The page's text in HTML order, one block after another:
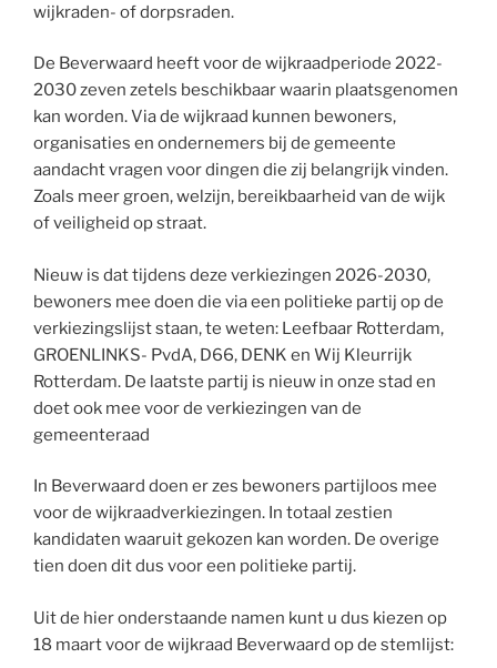
wijkraden- of dorpsraden.
De Beverwaard heeft voor de wijkraadperiode 2022-
2030 zeven zetels beschikbaar waarin plaatsgenomen
kan worden. Via de wijkraad kunnen bewoners,
organisaties en ondernemers bij de gemeente
aandacht vragen voor dingen die zij belangrijk vinden.
Zoals meer groen, welzijn, bereikbaarheid van de wijk
of veiligheid op straat.
Nieuw is dat tijdens deze verkiezingen 2026-2030,
bewoners mee doen die via een politieke partij op de
verkiezingslijst staan, te weten: Leefbaar Rotterdam,
GROENLINKS- PvdA, D66, DENK en Wij Kleurrijk
Rotterdam. De laatste partij is nieuw in onze stad en
doet ook mee voor de verkiezingen van de
gemeenteraad
In Beverwaard doen er zes bewoners partijloos mee
voor de wijkraadverkiezingen. In totaal zestien
kandidaten waaruit gekozen kan worden. De overige
tien doen dit dus voor een politieke partij.
Uit de hier onderstaande namen kunt u dus kiezen op
18 maart voor de wijkraad Beverwaard op de stemlijst: